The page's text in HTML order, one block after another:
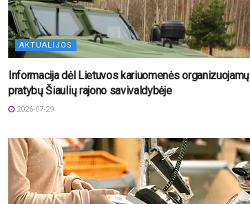
AKTUALIJOS
Informacija dėl Lietuvos kariuomenės organizuojamų
pratybų Šiaulių rajono savivaldybėje
2026-07-29